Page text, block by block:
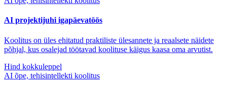
AI projektijuhi igapäevatöös
Koolitus on üles ehitatud praktiliste ülesannete ja reaalsete näidete
põhjal, kus osalejad töötavad koolituse käigus kaasa oma arvutist.
Hind kokkuleppel
AI õpe, tehisintellekti koolitus